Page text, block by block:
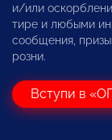
и/или
тире и любыми
сообщения,
розни.
Вступи в